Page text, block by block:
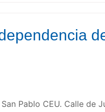
Pablo CEU. Calle de